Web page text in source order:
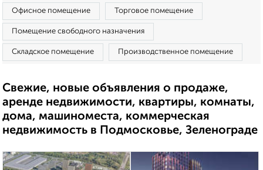
Офисное помещение Торговое помещение
Помещение свободного назначения
Складское помещение Производственное помещение
Свежие, новые объявления о продаже,
аренде недвижимости, квартиры, комнаты,
дома, машиноместа, коммерческая
недвижимость в Подмосковье, Зеленограде